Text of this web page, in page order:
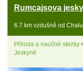
Rumcajsova
6.7 km vzdušně od
Příroda a naučné stezky
Jeskyně